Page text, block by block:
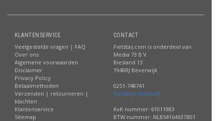
KLANTENSERVICE
Veelgestelde vragen | FAQ
Over ons
Algemene voorwaarden
Disclaimer
Privacy Policy
Betaalmethoden
Verzenden | retourneren |
klachten
Klantenservice
Sitemap
CONTACT
Fietstas.com is onderdeel van
Media 73 B.V.
Biesland 13
1948RJ Beverwijk
0251-748741
[email protected]
KvK nummer: 61011983
BTW nummer: NL854164637B01